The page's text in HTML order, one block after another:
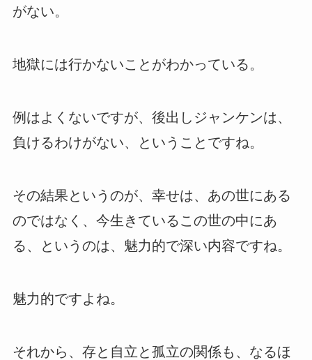
がない。
地獄には行かないことがわかっている。
例はよくないですが、後出しジャンケンは、
負けるわけがない、ということですね。
その結果というのが、幸せは、あの世にある
のではなく、今生きているこの世の中にあ
る、というのは、魅力的で深い内容ですね。
魅力的ですよね。
それから、存と自立と孤立の関係も、なるほ